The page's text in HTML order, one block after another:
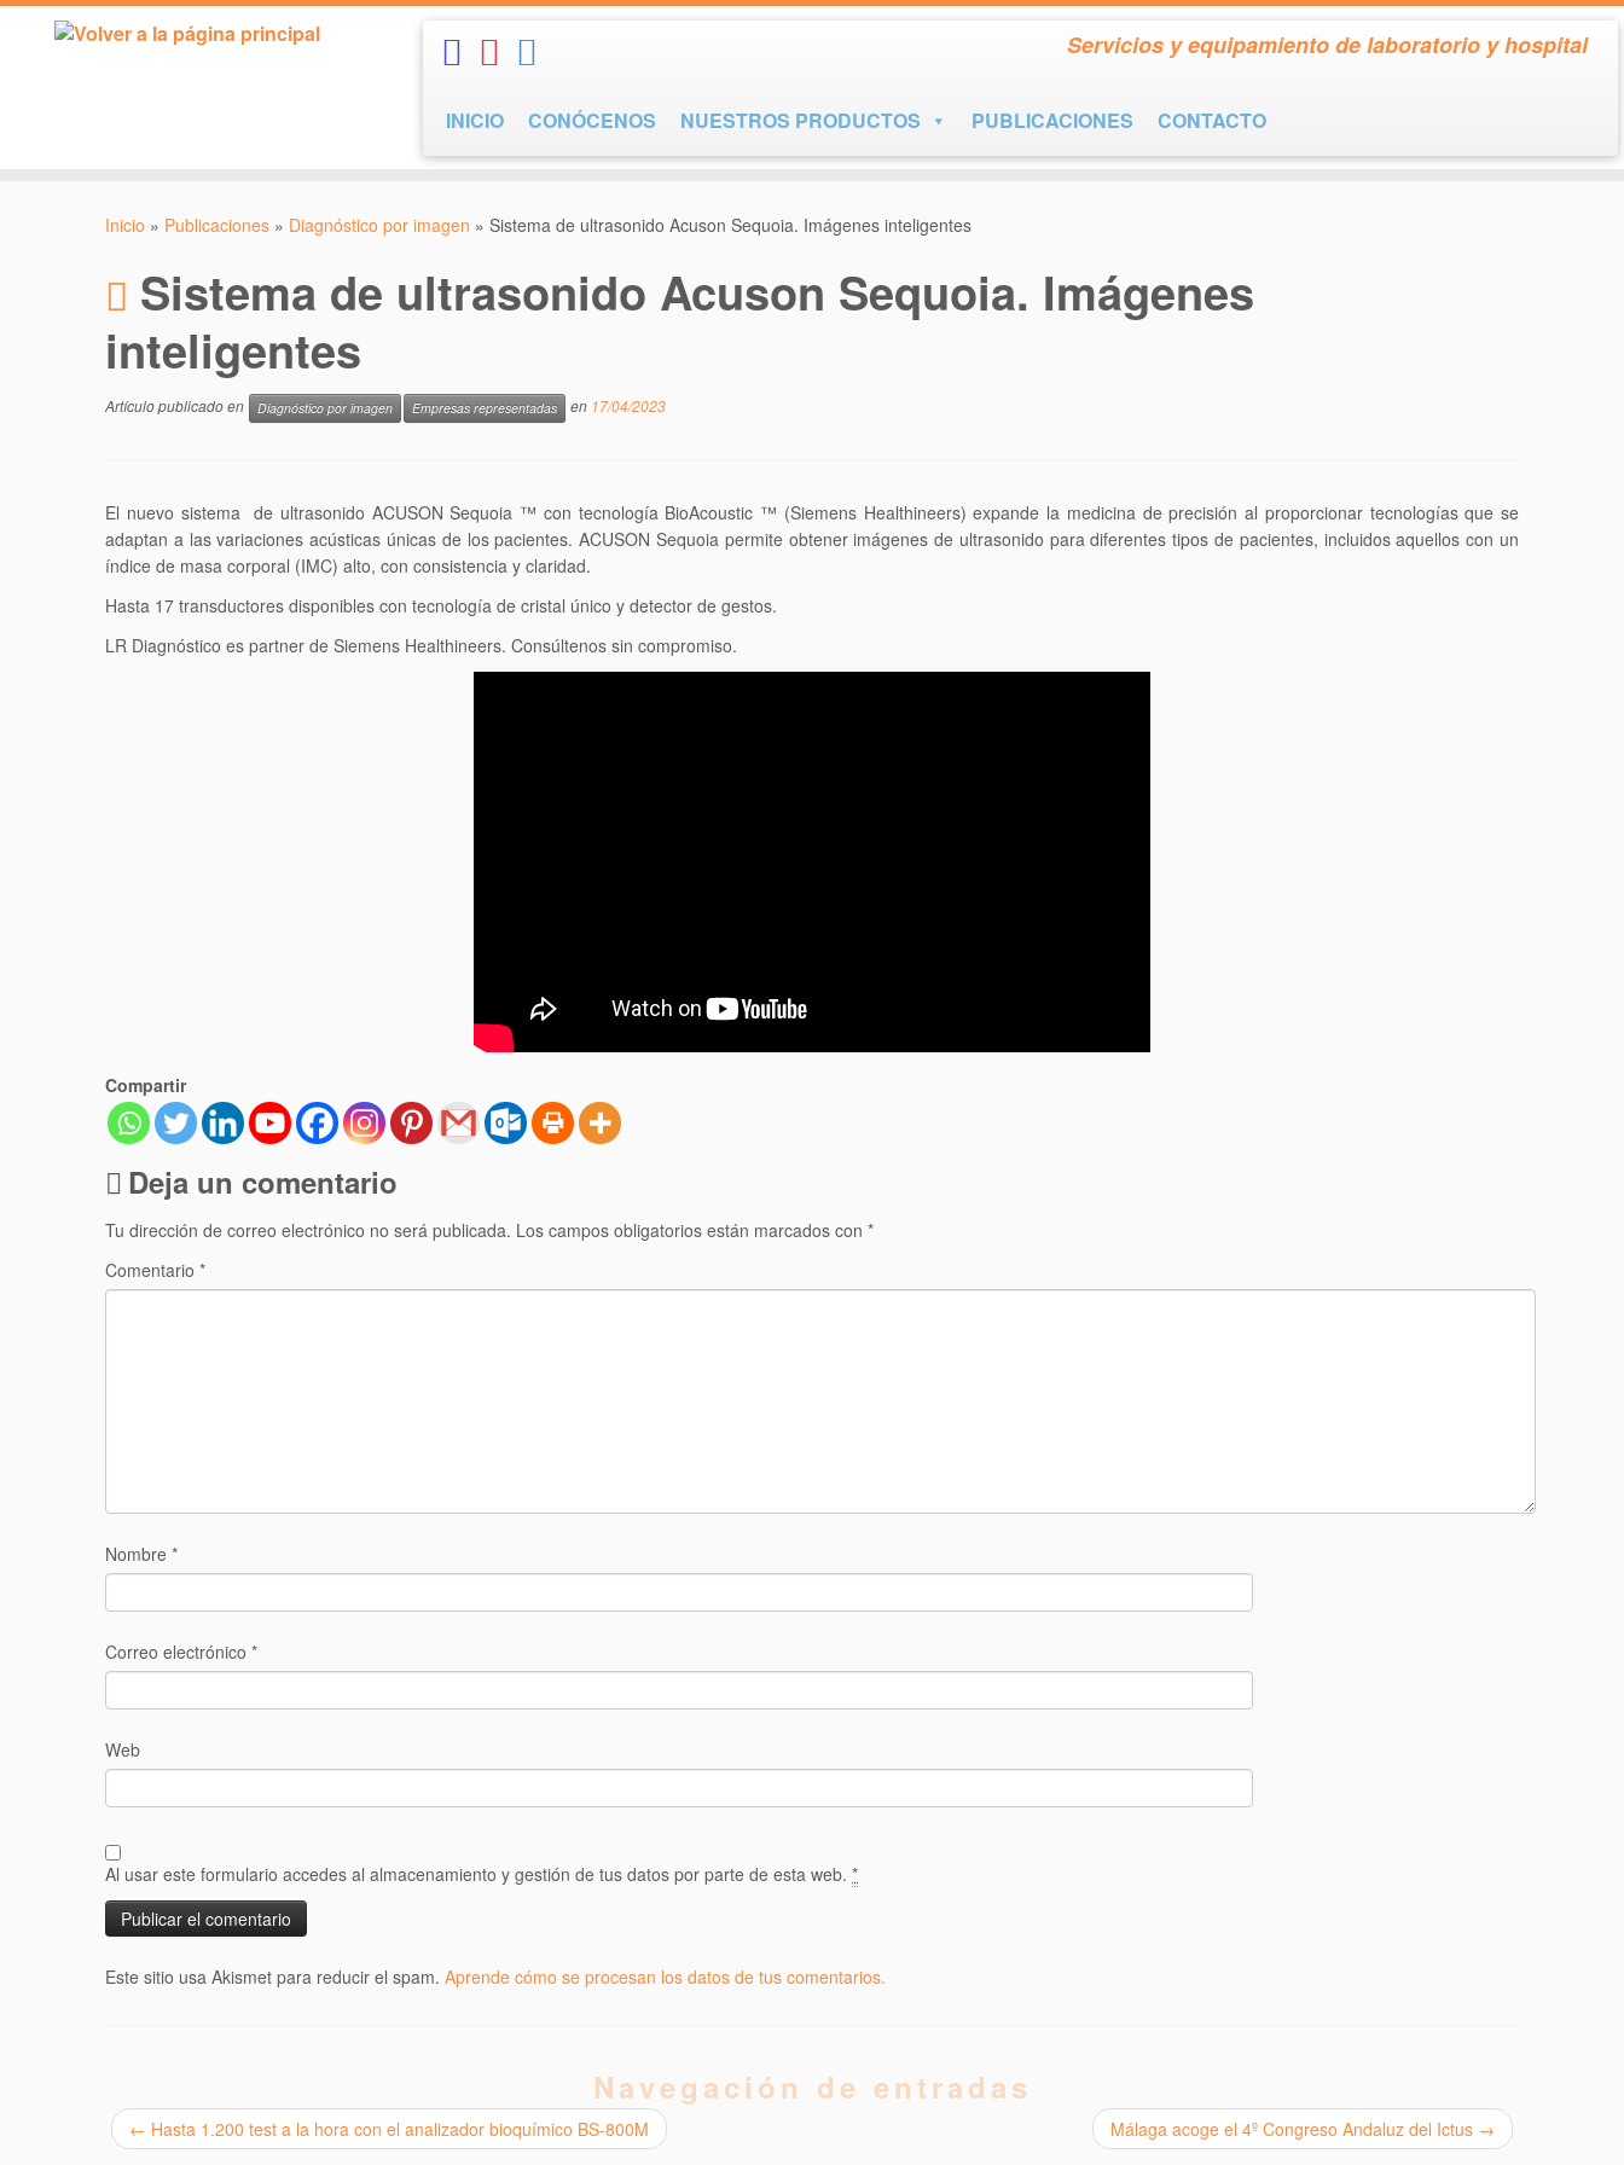
Saltar
Servicios y equipamiento de laboratorio y hospital
INICIO CONÓCENOS NUESTROS PRODUCTOS PUBLICACIONES CONTACTO
Inicio » Publicaciones » Diagnóstico por imagen » Sistema de ultrasonido Acuson Sequoia. Imágenes inteligentes
Sistema de ultrasonido Acuson Sequoia. Imágenes
inteligentes
Artículo publicado en Diagnóstico por imagen Empresas representadas en 17/04/2023
El nuevo sistema de ultrasonido ACUSON Sequoia ™ con tecnología BioAcoustic ™ (Siemens Healthineers) expande la medicina de precisión al proporcionar tecnologías que se
adaptan a las variaciones acústicas únicas de los pacientes. ACUSON Sequoia permite obtener imágenes de ultrasonido para diferentes tipos de pacientes, incluidos aquellos con un
índice de masa corporal (IMC) alto, con consistencia y claridad.
Hasta 17 transductores disponibles con tecnología de cristal único y detector de gestos.
LR Diagnóstico es partner de Siemens Healthineers. Consúltenos sin compromiso.
Compartir
Deja un comentario
Tu dirección de correo electrónico no será publicada. Los campos obligatorios están marcados con *
Comentario *
Nombre *
Correo electrónico *
Web
Al usar este formulario accedes al almacenamiento y gestión de tus datos por parte de esta web. *
Este sitio usa Akismet para reducir el spam. Aprende cómo se procesan los datos de tus comentarios.
Navegación de entradas
← Hasta 1.200 test a la hora con el analizador bioquímico BS-800M Málaga acoge el 4º Congreso Andaluz del Ictus →